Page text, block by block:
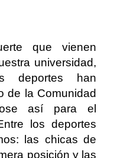
que vienen
universidad,
deportes han
de la Comunidad
así para el
los deportes
las chicas de
posición y las